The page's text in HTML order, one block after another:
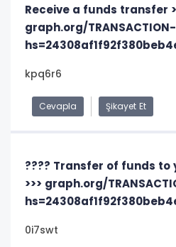
Receive a funds transfer
graph.org/
kpq6r6
Cevapla Şikayet Et
???? Transfer of funds to
>>> graph.org/
0i7swt